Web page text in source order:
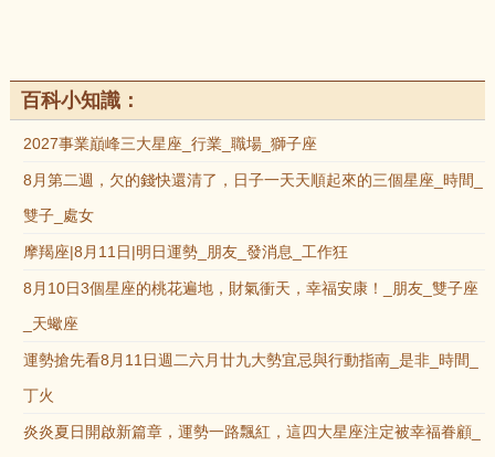
百科小知識：
2027事業巔峰三大星座_行業_職場_獅子座
8月第二週，欠的錢快還清了，日子一天天順起來的三個星座_時間_
雙子_處女
摩羯座|8月11日|明日運勢_朋友_發消息_工作狂
8月10日3個星座的桃花遍地，財氣衝天，幸福安康！_朋友_雙子座
_天蠍座
運勢搶先看8月11日週二六月廿九大勢宜忌與行動指南_是非_時間_
丁火
炎炎夏日開啟新篇章，運勢一路飄紅，這四大星座注定被幸福眷顧_